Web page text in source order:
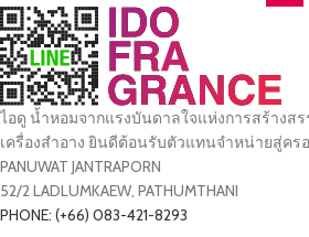
ไอดู น้ำหอมจากแรงบันดาลใจแห่งการสร้างส
เครื่องสำอาง ยินดีต้อนรับตัวแทนจำหน่ายสู่คร
PANUWAT JANTRAPORN
52/2 LADLUMKAEW, PATHUMTHANI
PHONE: (+66) 083-421-8293